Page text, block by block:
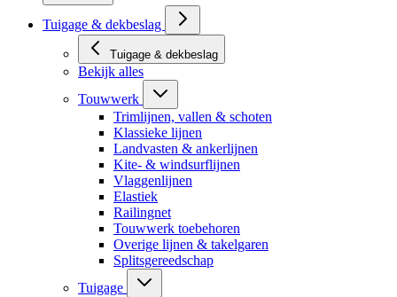
Tuigage & dekbeslag
Tuigage & dekbeslag
Bekijk alles
Touwwerk
Trimlijnen, vallen & schoten
Klassieke lijnen
Landvasten & ankerlijnen
Kite- & windsurflijnen
Vlaggenlijnen
Elastiek
Railingnet
Touwwerk toebehoren
Overige lijnen & takelgaren
Splitsgereedschap
Tuigage